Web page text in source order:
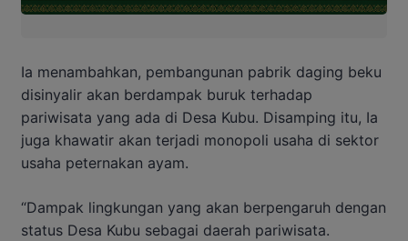
Ia menambahkan, pembangunan pabrik daging beku
disinyalir akan berdampak buruk terhadap
pariwisata yang ada di Desa Kubu. Disamping itu, Ia
juga khawatir akan terjadi monopoli usaha di sektor
usaha peternakan ayam.
“Dampak lingkungan yang akan berpengaruh dengan
status Desa Kubu sebagai daerah pariwisata.